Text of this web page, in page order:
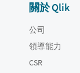
關於 Qlik
公司
領導能力
CSR